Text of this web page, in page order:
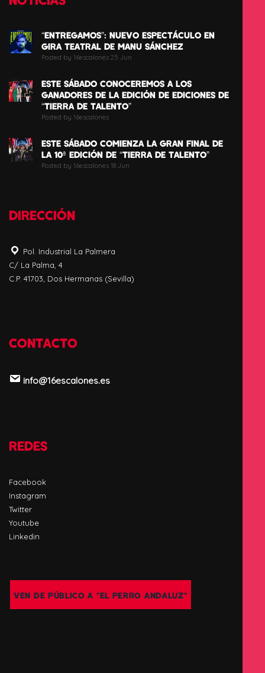
“ENTREGAMOS”: NUEVO ESPECTÁCULO EN
GIRA TEATRAL DE MANU SÁNCHEZ
Posted by 16escalones 25 Jun
ESTE SÁBADO CONOCEREMOS A LOS
GANADORES DE LA EDICIÓN DE EDICIONES DE
“TIERRA DE TALENTO”
Posted by 16escalones
ESTE SÁBADO COMIENZA LA GRAN FINAL DE
LA 10ª EDICIÓN DE “TIERRA DE TALENTO”
Posted by 16escalones 18 Jun
DIRECCIÓN
Pol. Industrial La Palmera
C/ La Palma, 4
C.P. 41703, Dos Hermanas (Sevilla)
CONTACTO
info@16escalones.es
REDES
Facebook
Instagram
Twitter
Youtube
Linkedin
VEN DE PÚBLICO A "EL PERRO ANDALUZ"